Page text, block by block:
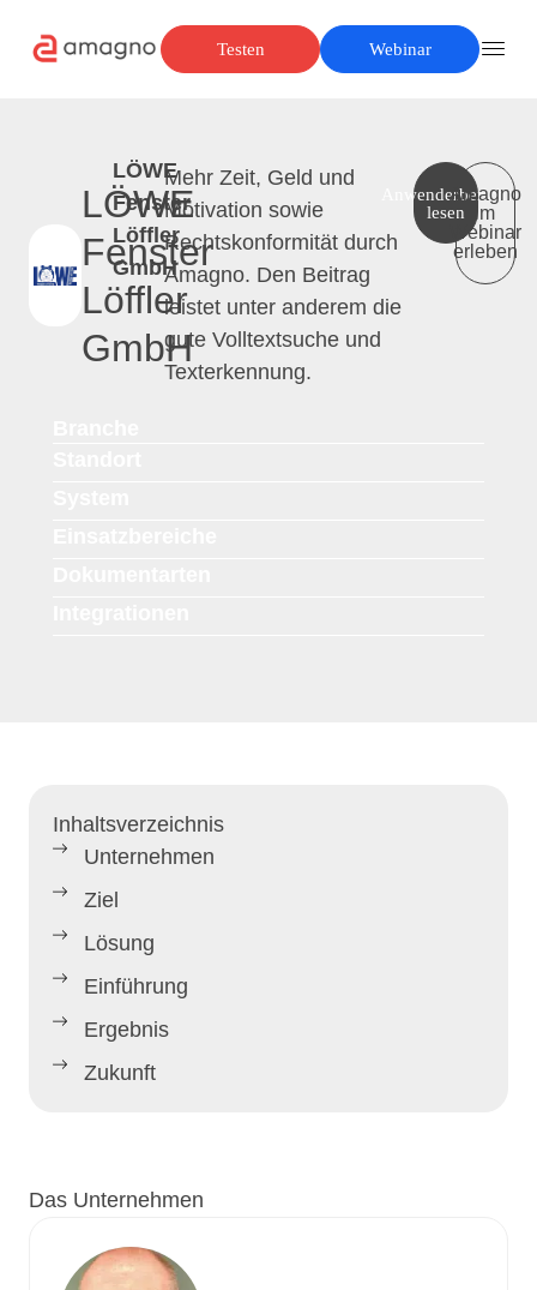
Testen Webinar
LÖWE
Fenster
Löffler
GmbH
LÖWE
Fenster
Löffler
GmbH
Mehr Zeit, Geld und
Motivation sowie
Rechtskonformität durch
Amagno. Den Beitrag
leistet unter anderem die
gute Volltextsuche und
Texterkennung.
Anwenderbericht
lesen
Amagno
im
Webinar
erleben
Inhaltsverzeichnis
Unternehmen
Ziel
Lösung
Einführung
Ergebnis
Zukunft
Das Unternehmen